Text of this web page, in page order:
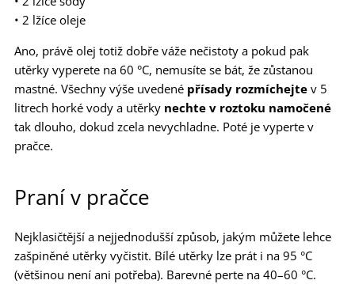
• 2 lžíce oleje
Ano, právě olej totiž dobře váže nečistoty a pokud pak
utěrky vyperete na 60 °C, nemusíte se bát, že zůstanou
mastné. Všechny výše uvedené přísady rozmíchejte v 5
litrech horké vody a utěrky nechte v roztoku namočené
tak dlouho, dokud zcela nevychladne. Poté je vyperte v
pračce.
Praní v pračce
Nejklasičtější a nejjednodušší způsob, jakým můžete lehce
zašpiněné utěrky vyčistit. Bílé utěrky lze prát i na 95 °C
(většinou není ani potřeba). Barevné perte na 40–60 °C.